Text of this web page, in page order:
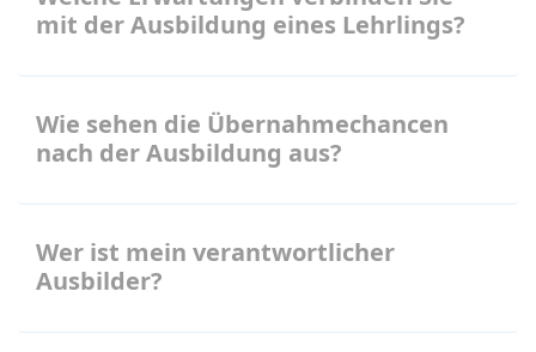
mit der Ausbildung eines Lehrlings?
Wie sehen die Übernahmechancen
nach der Ausbildung aus?
Wer ist mein verantwortlicher
Ausbilder?